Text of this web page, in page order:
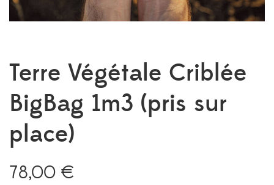
Terre Végétale Criblée
BigBag 1m3 (pris sur
place)
78,00 €